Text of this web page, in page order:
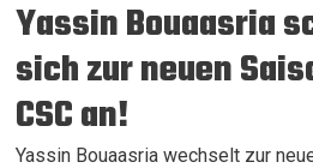
Yassin Bouaasria
sich zur neuen
CSC an!
Yassin Bouaasria wechselt zur